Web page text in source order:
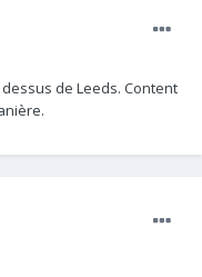
de Leeds. Content